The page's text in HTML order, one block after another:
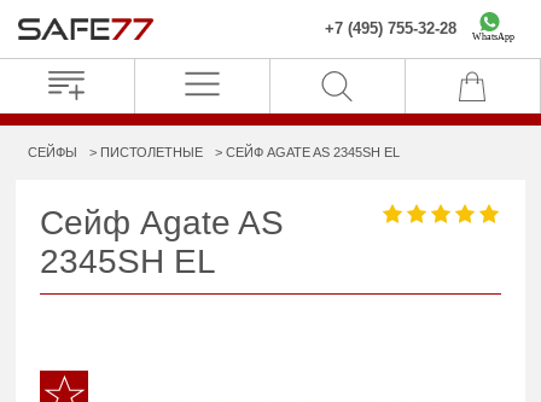
+7 (495) 755-32-28 WhatsApp
СЕЙФЫ ПИСТОЛЕТНЫЕ СЕЙФ AGATE AS 2345SH EL
Сейф Agate AS
2345SH EL